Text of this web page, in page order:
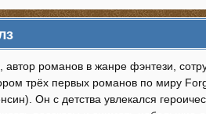
романов в жанре фэнтези,
трёх первых романов по миру
Он с детства увлекался